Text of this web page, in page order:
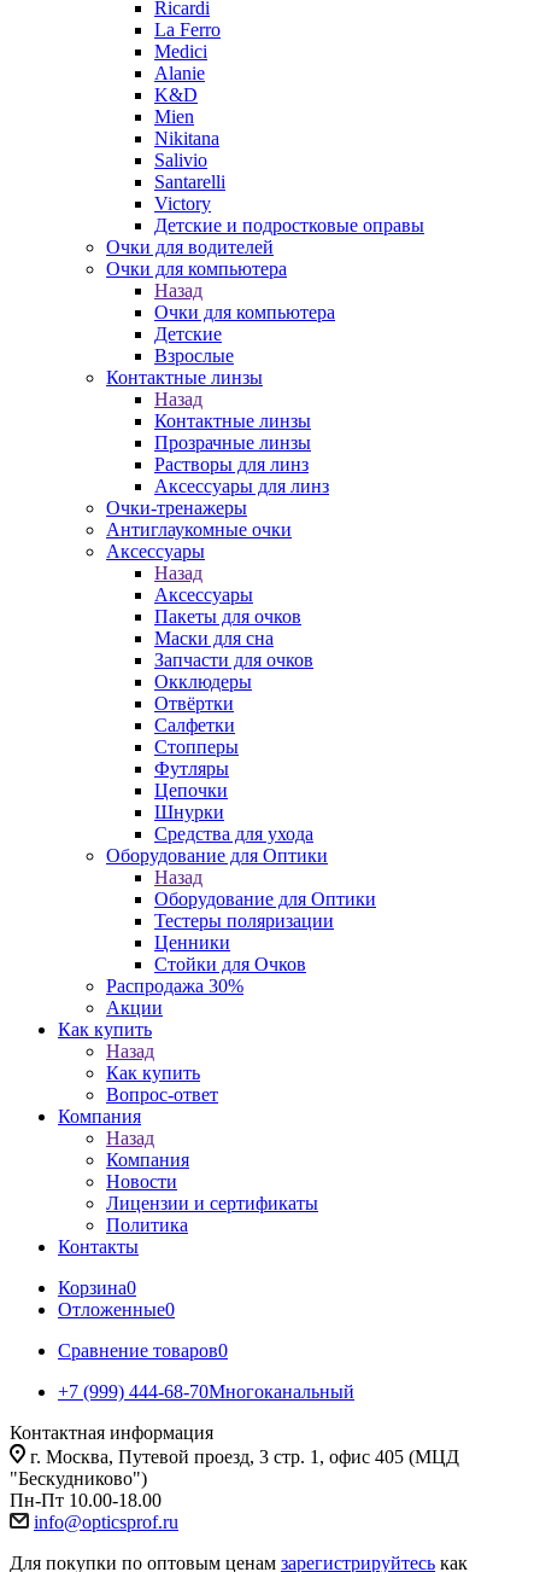
Ricardi
La Ferro
Medici
Alanie
K&D
Mien
Nikitana
Salivio
Santarelli
Victory
Детские и подростковые оправы
Очки для водителей
Очки для компьютера
Назад
Очки для компьютера
Детские
Взрослые
Контактные линзы
Назад
Контактные линзы
Прозрачные линзы
Растворы для линз
Аксессуары для линз
Очки-тренажеры
Антиглаукомные очки
Аксессуары
Назад
Аксессуары
Пакеты для очков
Маски для сна
Запчасти для очков
Окклюдеры
Отвёртки
Салфетки
Стопперы
Футляры
Цепочки
Шнурки
Средства для ухода
Оборудование для Оптики
Назад
Оборудование для Оптики
Тестеры поляризации
Ценники
Стойки для Очков
Распродажа 30%
Акции
Как купить
Назад
Как купить
Вопрос-ответ
Компания
Назад
Компания
Новости
Лицензии и сертификаты
Политика
Контакты
Корзина0
Отложенные0
Сравнение товаров0
+7 (999) 444-68-70Многоканальный
Контактная информация
г. Москва, Путевой проезд, 3 стр. 1, офис 405 (МЦД
"Бескудниково")
Пн-Пт 10.00-18.00
info@opticsprof.ru
Для покупки по оптовым ценам зарегистрируйтесь как